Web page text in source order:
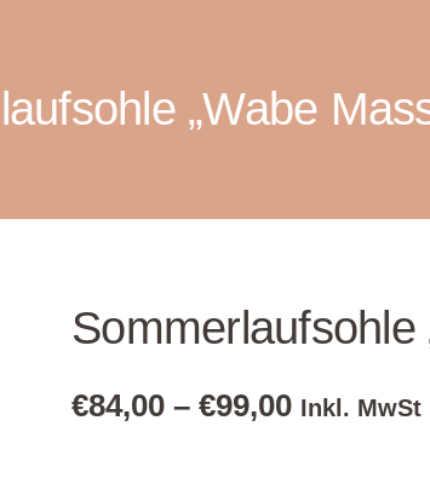
„Wabe
Sommerlaufsohle
€84,00 –€99,00 Inkl. MwSt